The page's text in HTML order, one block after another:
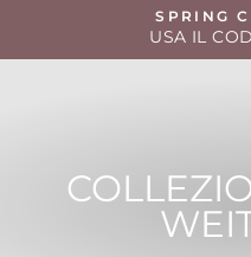
SPRING
USA IL